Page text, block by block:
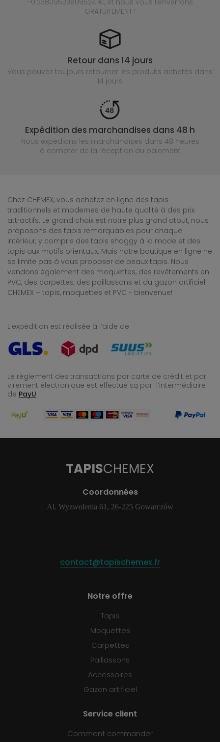
-0.23809523809524 €, et nous vous l’enverrons
GRATUITEMENT !
Retour dans 14 jours
Vous pouvez toujours retourner les produits achetés dans
14 jours
Expédition des marchandises dans 48 h
Nous expédions les marchandises dans 48 heures
à compter de la réception du paiement
Chez CHEMEX, vous achetez en ligne des tapis
traditionnels et modernes de haute qualité à des prix
attractifs. Le grand choix est notre plus grand atout, nous
proposons des tapis remarquables pour chaque
intérieur, y compris des tapis shaggy à la mode et des
tapis aux motifs orientaux. Mais notre boutique en ligne ne
se limite pas à vous proposer de beaux tapis. Nous
vendons également des moquettes, des revêtements en
PVC, des carpettes, des paillassons et du gazon artificiel.
CHEMEX – tapis, moquettes et PVC - bienvenue!
L’expédition est réalisée à l’aide de :
Le règlement des transactions par carte de crédit et par
virement électronique est effectué są par l’intermédiaire
de PayU
TAPISCHEMEX
Coordonnées
Al. Wyzwolenia 61, 26-225 Gowarczów
contact@tapischemex.fr
Notre offre
Tapis
Moquettes
Carpettes
Paillassons
Accessoires
Gazon artificiel
Service client
Comment commander